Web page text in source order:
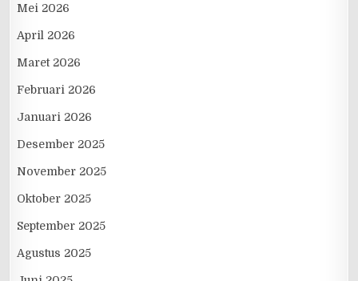
Mei 2026
April 2026
Maret 2026
Februari 2026
Januari 2026
Desember 2025
November 2025
Oktober 2025
September 2025
Agustus 2025